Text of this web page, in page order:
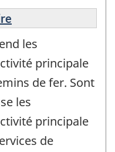
les
principale
de fer. Sont
les
principale
de